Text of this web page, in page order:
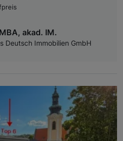
akad. IM.
Deutsch Immobilien GmbH